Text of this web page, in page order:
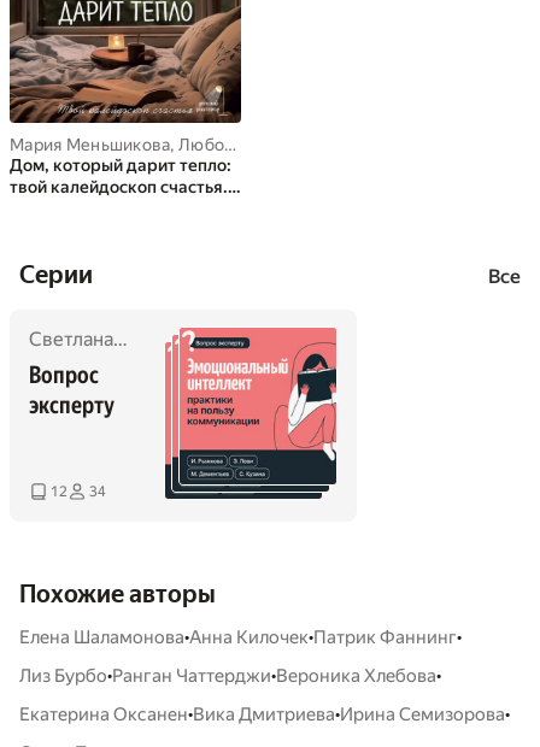
Мария Меньшикова,Любовь Курилюк
Дом, который дарит тепло:
твой калейдоскоп счастья.
Cерии Все
Светлана Кузина ,Михаил Дементьев
Вопрос
12 34
Похожие авторы
Елена Шаламонова•Анна Килочек•Патрик Фаннинг•
Лиз Бурбо•Ранган Чаттерджи•Вероника Хлебова•
Екатерина Оксанен•Вика Дмитриева•Ирина Семизорова•